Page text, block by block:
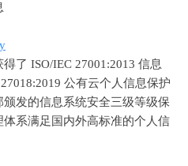
得了 ISO/IEC 27001:2013 信息
公有云个人信息保护
发的信息系统安全三级等级保
系满足国内外高标准的个人信